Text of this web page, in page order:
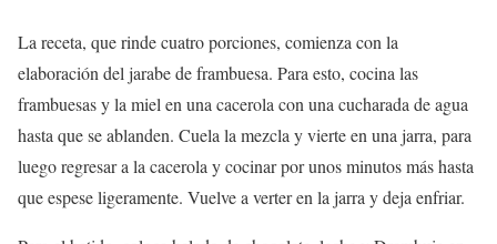
La receta, que rinde cuatro porciones, comienza con la
elaboración del jarabe de frambuesa. Para esto, cocina las
frambuesas y la miel en una cacerola con una cucharada de agua
hasta que se ablanden. Cuela la mezcla y vierte en una jarra, para
luego regresar a la cacerola y cocinar por unos minutos más hasta
que espese ligeramente. Vuelve a verter en la jarra y deja enfriar.